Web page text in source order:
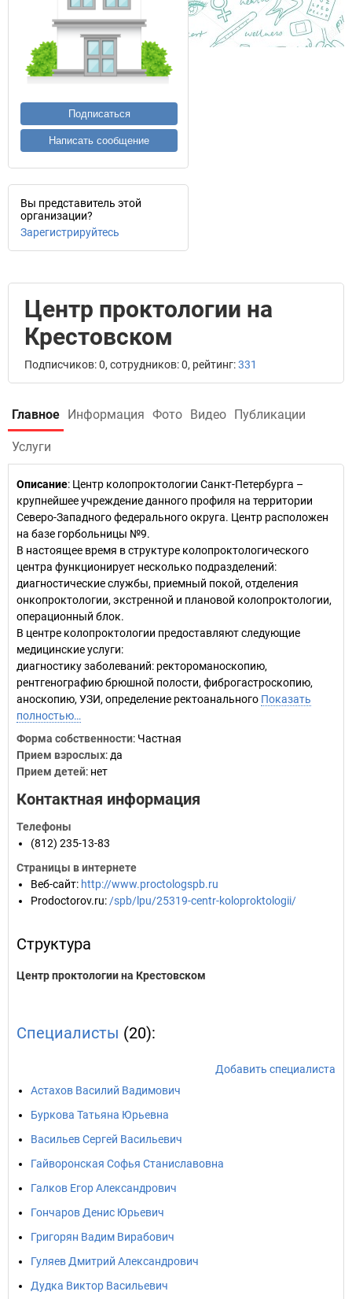
Подписаться
Написать сообщение
Вы представитель этой
организации?
Зарегистрируйтесь
Центр проктологии на
Крестовском
Подписчиков: 0, сотрудников: 0, рейтинг:331
Главное Информация Фото Видео Публикации
Услуги
Описание: Центр колопроктологии Санкт-Петербурга –
крупнейшее учреждение данного профиля на территории
Северо-Западного федерального округа. Центр расположен
на базе горбольницы №9.
В настоящее время в структуре колопроктологического
центра функционирует несколько подразделений:
диагностические службы, приемный покой, отделения
онкопроктологии, экстренной и плановой колопроктологии,
операционный блок.
В центре колопроктологии предоставляют следующие
медицинские услуги:
диагностику заболеваний: ректороманоскопию,
рентгенографию брюшной полости, фиброгастроскопию,
аноскопию, УЗИ, определение ректоанального Показать
полностью…
Форма собственности: Частная
Прием взрослых: да
Прием детей: нет
Контактная информация
Телефоны
(812) 235-13-83
Страницы в интернете
Веб-сайт: http://www.proctologspb.ru
Prodoctorov.ru: /spb/lpu/25319-centr-koloproktologii/
Структура
Центр проктологии на Крестовском
Специалисты (20):
Добавить специалиста
Астахов Василий Вадимович
Буркова Татьяна Юрьевна
Васильев Сергей Васильевич
Гайворонская Софья Станиславовна
Галков Егор Александрович
Гончаров Денис Юрьевич
Григорян Вадим Вирабович
Гуляев Дмитрий Александрович
Дудка Виктор Васильевич